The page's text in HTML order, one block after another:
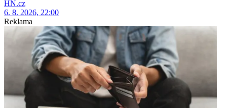
HN.cz
6. 8. 2026, 22:00
Reklama